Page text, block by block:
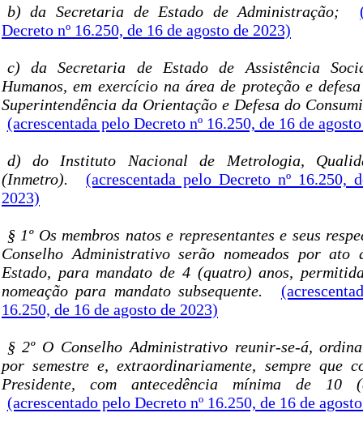
b) da Secretaria de Estado de Administração;
Decreto nº 16.250, de 16 de agosto de 2023)
c) da Secretaria de Estado de Assistência
Humanos, em exercício na área de proteção e
Superintendência da Orientação e Defesa do
(acrescentada pelo Decreto nº 16.250, de 16 de
d) do Instituto Nacional de Metrologia,
(Inmetro).
(acrescentada pelo Decreto nº 16.250,
2023)
§ 1º Os membros natos e representantes e seus
Conselho Administrativo serão nomeados por ato
Estado, para mandato de 4 (quatro) anos,
nomeação para mandato subsequente.
16.250, de 16 de agosto de 2023)
§ 2º O Conselho Administrativo reunir-se-á,
por semestre e, extraordinariamente, sempre que
Presidente, com antecedência mínima de 10
(acrescentado pelo Decreto nº 16.250, de 16 de